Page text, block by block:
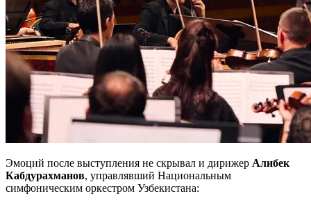
Эмоций после выступления не скрывал и дирижер Алибек
Кабдурахманов, управлявший Национальным
симфоническим оркестром Узбекистана: